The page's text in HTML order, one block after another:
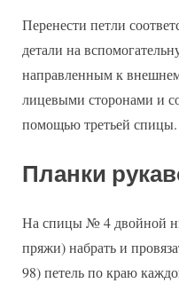
Перенести петли
детали на
направленным к
лицевыми сторонами и
помощью третьей спицы.
Планки
На спицы № 4 двойной
пряжи) набрать и
98) петель по краю